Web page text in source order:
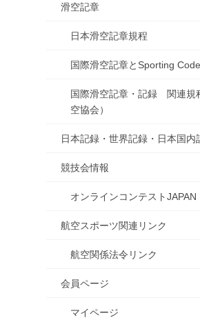
滑空記章
日本滑空記章規程
国際滑空記章とSporting Code
国際滑空記章・記録 関連規
空協会）
日本記録・世界記録・日本国内
競技会情報
オンラインコンテストJAPAN
航空スポーツ関連リンク
航空関係法令リンク
会員ページ
マイページ